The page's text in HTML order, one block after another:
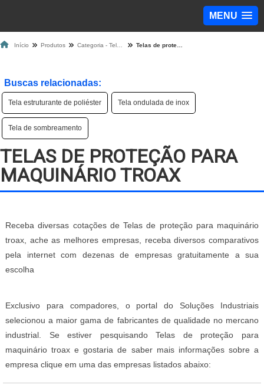
MENU
Início Produtos
Buscas relacionadas:
Tela estruturante de poliéster Tela ondulada de inox
Tela de sombreamento
TELAS DE PROTEÇÃO PARA
MAQUINÁRIO TROAX
Receba diversas cotações de Telas de proteção para maquinário
troax, ache as melhores empresas, receba diversos comparativos
pela internet com dezenas de empresas gratuitamente a sua
escolha
Exclusivo para compadores, o portal do Soluções Industriais
selecionou a maior gama de fabricantes de qualidade no mercano
industrial. Se estiver pesquisando Telas de proteção para
maquinário troax e gostaria de saber mais informações sobre a
empresa clique em uma das empresas listados abaixo: